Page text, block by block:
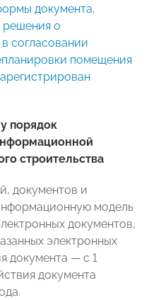
документа,
решения о
согласовании
помещения
порядок
строительства
документов и
модель
документов,
электронных
документа — с 1
документа